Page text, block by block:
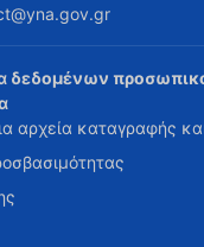
δεδομένων
αρχεία καταγραφής